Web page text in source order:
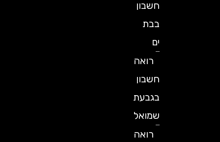
חשבון
רואה
חשבון
בגבעת
שמואל
רואה